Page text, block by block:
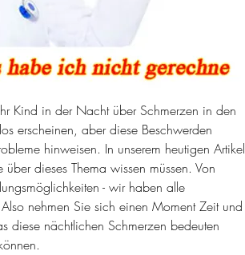
Kind in der Nacht über Schmerzen in den
erscheinen, aber diese Beschwerden
hinweisen. In unserem heutigen Artikel
dieses Thema wissen müssen. Von
- wir haben alle
nehmen Sie sich einen Moment Zeit und
diese nächtlichen Schmerzen bedeuten